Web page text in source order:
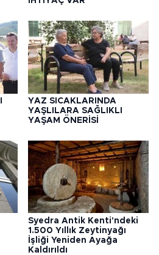
YAZ SICAKLARINDA
YAŞLILARA SAĞLIKLI
YAŞAM ÖNERİSİ
Syedra Antik Kenti'ndeki
1.500 Yıllık Zeytinyağı
İşliği Yeniden Ayağa
Kaldırıldı